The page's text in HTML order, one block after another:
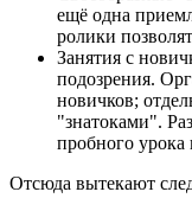
ещё одна
ролики
Занятия с
подозрения.
новичков;
"знатоками".
пробного урока
Отсюда вытекают